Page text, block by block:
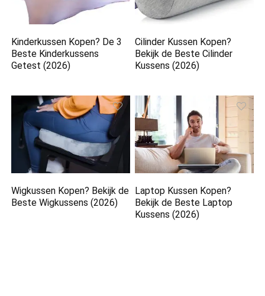
Kinderkussen Kopen? De 3
Beste Kinderkussens
Getest (2026)
Cilinder Kussen Kopen?
Bekijk de Beste Cilinder
Kussens (2026)
Wigkussen Kopen? Bekijk de
Beste Wigkussens (2026)
Laptop Kussen Kopen?
Bekijk de Beste Laptop
Kussens (2026)